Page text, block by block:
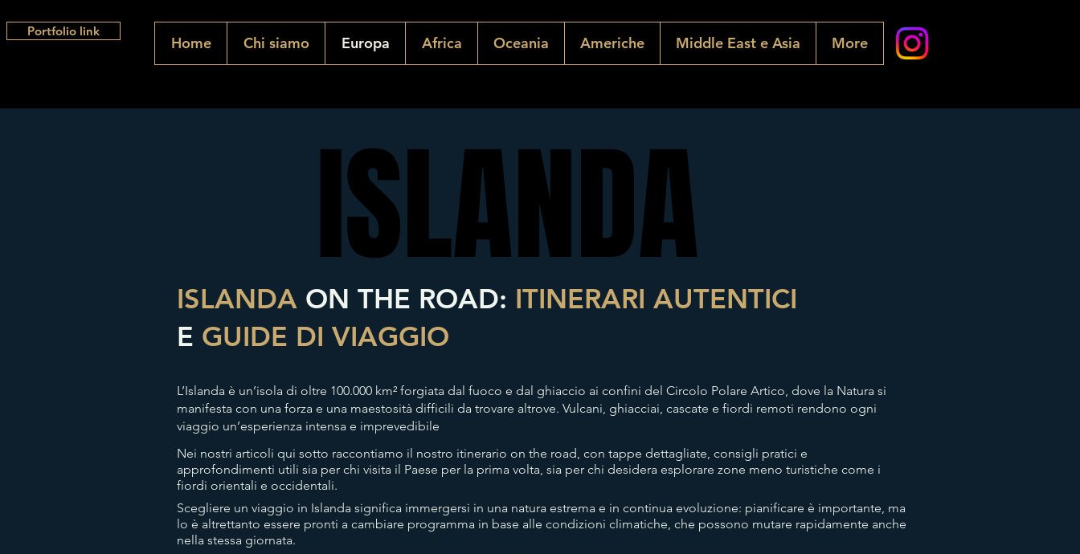
Portfolio link
Home Chi siamo Europa Africa Oceania Americhe Middle East e Asia More
ISLANDA
ISLANDA
ISLANDA ON THE ROAD: ITINERARI AUTENTICI
E GUIDE DI VIAGGIO
L’Islanda è un’isola di oltre 100.000 km² forgiata dal fuoco e dal ghiaccio ai confini del Circolo Polare Artico, dove la Natura si
manifesta con una forza e una maestosità difficili da trovare altrove. Vulcani, ghiacciai, cascate e fiordi remoti rendono ogni
viaggio un’esperienza intensa e imprevedibile
Nei nostri articoli qui sotto raccontiamo il nostro itinerario on the road, con tappe dettagliate, consigli pratici e
approfondimenti utili sia per chi visita il Paese per la prima volta, sia per chi desidera esplorare zone meno turistiche come i
fiordi orientali e occidentali.
Scegliere un viaggio in Islanda significa immergersi in una natura estrema e in continua evoluzione: pianificare è importante, ma
lo è altrettanto essere pronti a cambiare programma in base alle condizioni climatiche, che possono mutare rapidamente anche
nella stessa giornata.